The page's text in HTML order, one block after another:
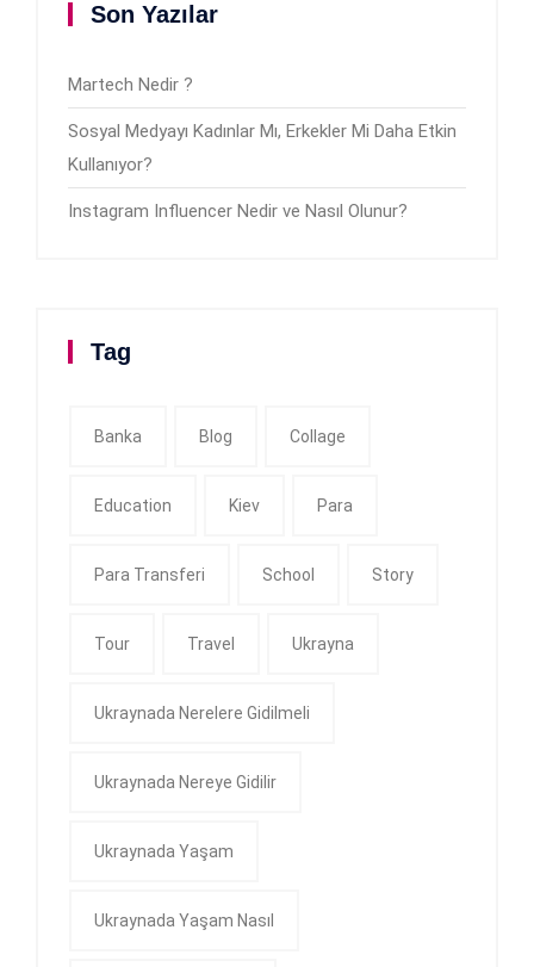
Son Yazılar
Martech Nedir ?
Sosyal Medyayı Kadınlar Mı, Erkekler Mi Daha Etkin
Kullanıyor?
Instagram Influencer Nedir ve Nasıl Olunur?
Tag
Banka Blog Collage
Education Kiev Para
Para Transferi School Story
Tour Travel Ukrayna
Ukraynada Nerelere Gidilmeli
Ukraynada Nereye Gidilir
Ukraynada Yaşam
Ukraynada Yaşam Nasıl